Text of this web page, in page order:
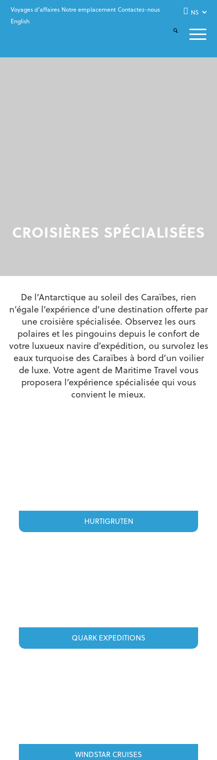
Voyages d’affaires Notre emplacement Contactez-nous
English
CROISIÈRES SPÉCIALISÉES
De l’Antarctique au soleil des Caraïbes, rien
n’égale l’expérience d’une destination offerte par
une croisière spécialisée. Observez les ours
polaires et les pingouins depuis le confort de
votre luxueux navire d’expédition, ou survolez les
eaux turquoise des Caraïbes à bord d’un voilier
de luxe. Votre agent de Maritime Travel vous
proposera l’expérience spécialisée qui vous
convient le mieux.
HURTIGRUTEN
QUARK EXPEDITIONS
WINDSTAR CRUISES